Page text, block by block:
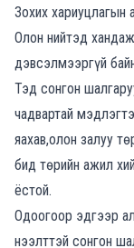
Зохих
Олон нийтэд
дэвсэлмээргүй
Тэд сонгон
чадвартай
яахав,олон залуу
бид төрийн ажил
ёстой.
Одоогоор эдгээр
нээлттэй сонгон